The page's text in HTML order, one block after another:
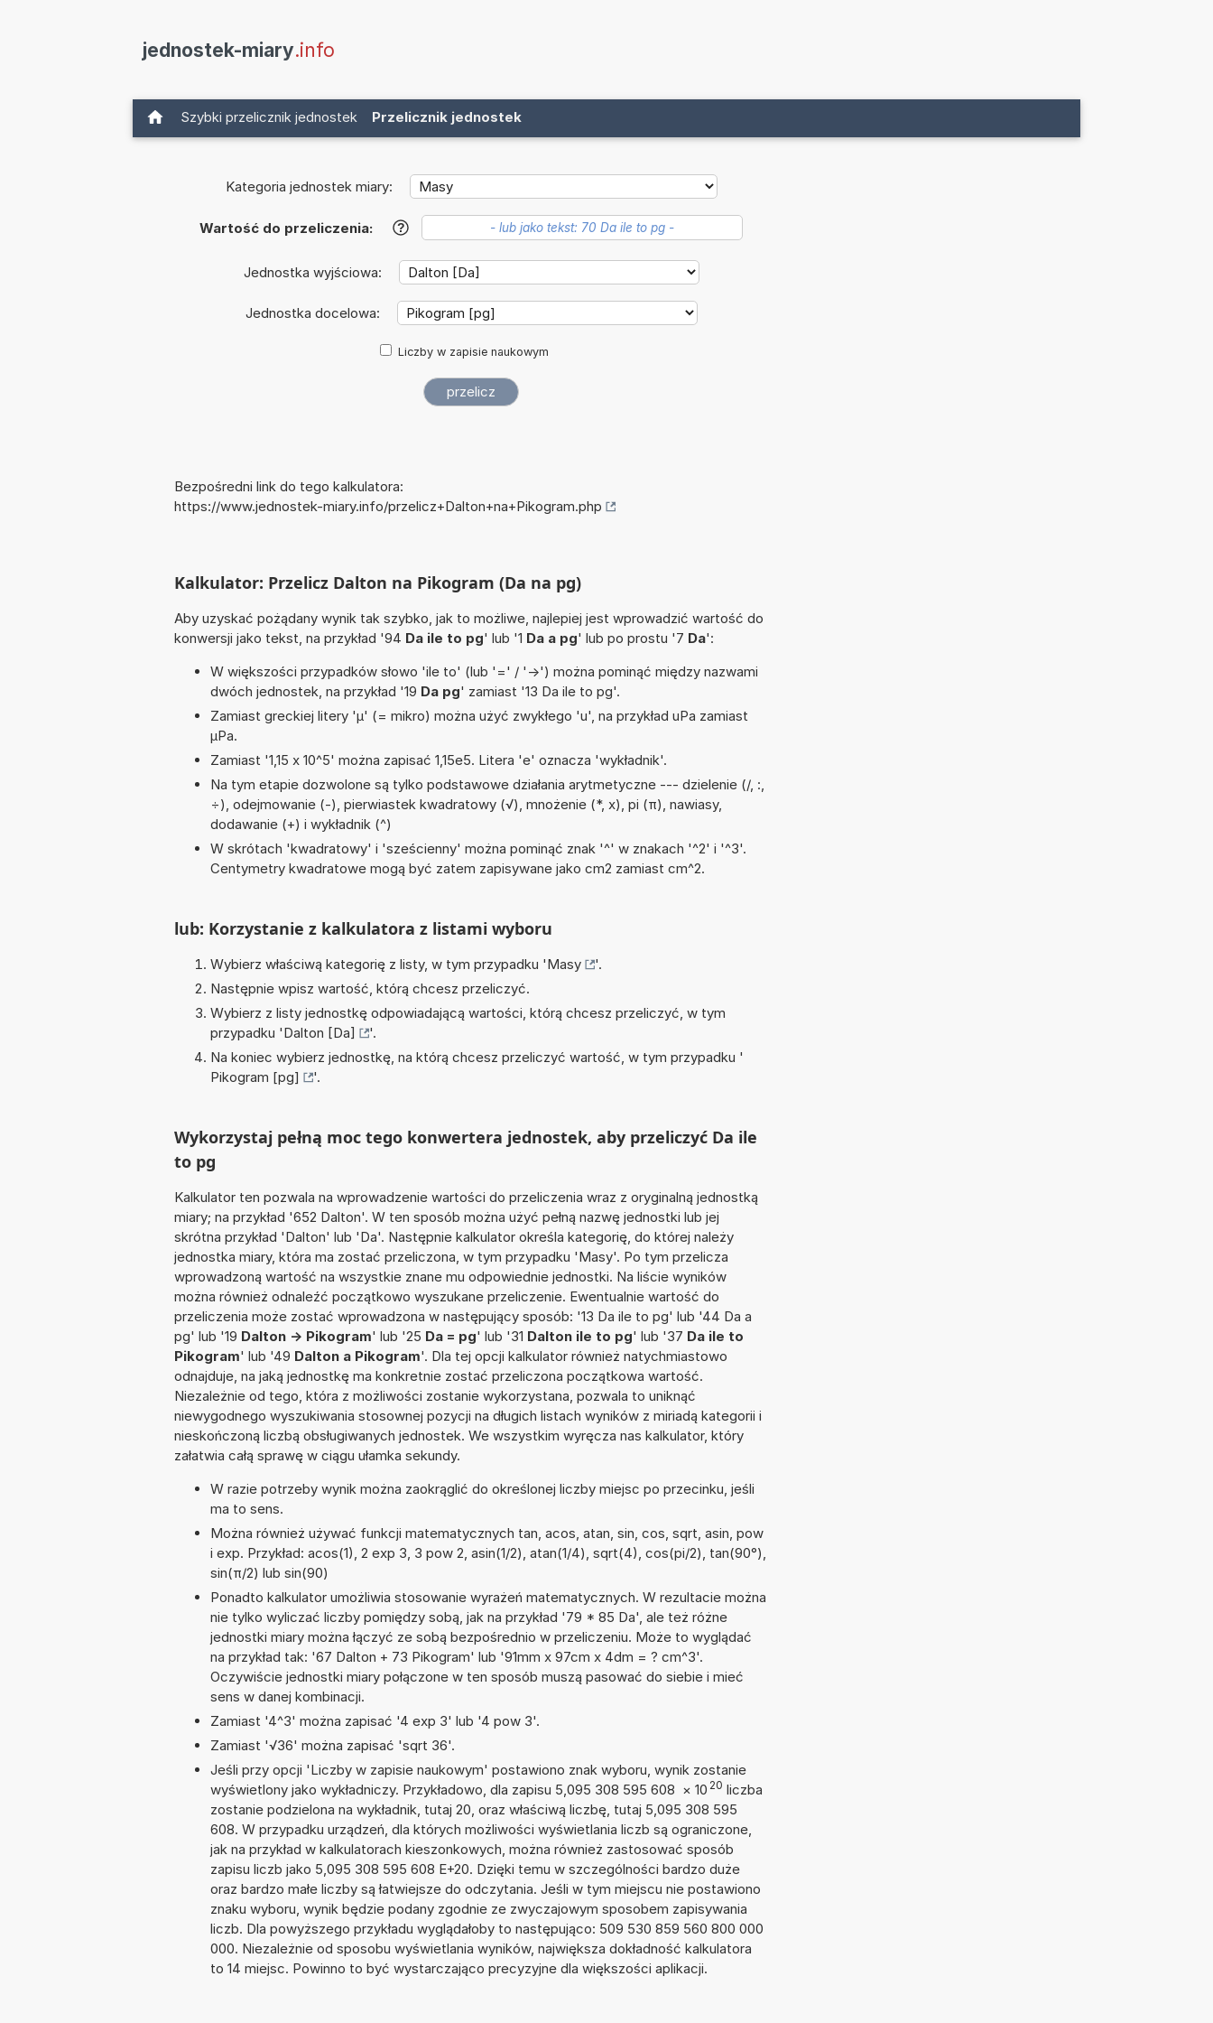
jednostek-miary.info
Szybki przelicznik jednostek Przelicznik jednostek
Kategoria jednostek miary:
Wartość do przeliczenia: ?
Jednostka wyjściowa:
Jednostka docelowa:
Liczby w zapisie naukowym
Bezpośredni link do tego kalkulatora:
https://www.jednostek-miary.info/przelicz+Dalton+na+Pikogram.php
Kalkulator: Przelicz Dalton na Pikogram (Da na pg)
Aby uzyskać pożądany wynik tak szybko, jak to możliwe, najlepiej jest wprowadzić wartość do
konwersji jako tekst, na przykład '94 Da ile to pg' lub '1 Da a pg' lub po prostu '7 Da':
W większości przypadków słowo 'ile to' (lub '=' / '->') można pominąć między nazwami
dwóch jednostek, na przykład '19 Da pg' zamiast '13 Da ile to pg'.
Zamiast greckiej litery 'µ' (= mikro) można użyć zwykłego 'u', na przykład uPa zamiast
µPa.
Zamiast '1,15 x 10^5' można zapisać 1,15e5. Litera 'e' oznacza 'wykładnik'.
Na tym etapie dozwolone są tylko podstawowe działania arytmetyczne --- dzielenie (/, :,
÷), odejmowanie (-), pierwiastek kwadratowy (√), mnożenie (*, x), pi (π), nawiasy,
dodawanie (+) i wykładnik (^)
W skrótach 'kwadratowy' i 'sześcienny' można pominąć znak '^' w znakach '^2' i '^3'.
Centymetry kwadratowe mogą być zatem zapisywane jako cm2 zamiast cm^2.
lub: Korzystanie z kalkulatora z listami wyboru
Wybierz właściwą kategorię z listy, w tym przypadku 'Masy
'.
Następnie wpisz wartość, którą chcesz przeliczyć.
Wybierz z listy jednostkę odpowiadającą wartości, którą chcesz przeliczyć, w tym
przypadku 'Dalton [Da]
'.
Na koniec wybierz jednostkę, na którą chcesz przeliczyć wartość, w tym przypadku '
Pikogram [pg]
'.
Wykorzystaj pełną moc tego konwertera jednostek, aby przeliczyć Da ile
to pg
Kalkulator ten pozwala na wprowadzenie wartości do przeliczenia wraz z oryginalną jednostką
miary; na przykład '652 Dalton'. W ten sposób można użyć pełną nazwę jednostki lub jej
skrótna przykład 'Dalton' lub 'Da'. Następnie kalkulator określa kategorię, do której należy
jednostka miary, która ma zostać przeliczona, w tym przypadku 'Masy'. Po tym przelicza
wprowadzoną wartość na wszystkie znane mu odpowiednie jednostki. Na liście wyników
można również odnaleźć początkowo wyszukane przeliczenie. Ewentualnie wartość do
przeliczenia może zostać wprowadzona w następujący sposób: '13 Da ile to pg' lub '44 Da a
pg' lub '19 Dalton -> Pikogram' lub '25 Da = pg' lub '31 Dalton ile to pg' lub '37 Da ile to
Pikogram' lub '49 Dalton a Pikogram'. Dla tej opcji kalkulator również natychmiastowo
odnajduje, na jaką jednostkę ma konkretnie zostać przeliczona początkowa wartość.
Niezależnie od tego, która z możliwości zostanie wykorzystana, pozwala to uniknąć
niewygodnego wyszukiwania stosownej pozycji na długich listach wyników z miriadą kategorii i
nieskończoną liczbą obsługiwanych jednostek. We wszystkim wyręcza nas kalkulator, który
załatwia całą sprawę w ciągu ułamka sekundy.
W razie potrzeby wynik można zaokrąglić do określonej liczby miejsc po przecinku, jeśli
ma to sens.
Można również używać funkcji matematycznych tan, acos, atan, sin, cos, sqrt, asin, pow
i exp. Przykład: acos(1), 2 exp 3, 3 pow 2, asin(1/2), atan(1/4), sqrt(4), cos(pi/2), tan(90°),
sin(π/2) lub sin(90)
Ponadto kalkulator umożliwia stosowanie wyrażeń matematycznych. W rezultacie można
nie tylko wyliczać liczby pomiędzy sobą, jak na przykład '79 * 85 Da', ale też różne
jednostki miary można łączyć ze sobą bezpośrednio w przeliczeniu. Może to wyglądać
na przykład tak: '67 Dalton + 73 Pikogram' lub '91mm x 97cm x 4dm = ? cm^3'.
Oczywiście jednostki miary połączone w ten sposób muszą pasować do siebie i mieć
sens w danej kombinacji.
Zamiast '4^3' można zapisać '4 exp 3' lub '4 pow 3'.
Zamiast '√36' można zapisać 'sqrt 36'.
Jeśli przy opcji 'Liczby w zapisie naukowym' postawiono znak wyboru, wynik zostanie
wyświetlony jako wykładniczy. Przykładowo, dla zapisu 5,095 308 595 608 × 10 20 liczba
zostanie podzielona na wykładnik, tutaj 20, oraz właściwą liczbę, tutaj 5,095 308 595
608. W przypadku urządzeń, dla których możliwości wyświetlania liczb są ograniczone,
jak na przykład w kalkulatorach kieszonkowych, można również zastosować sposób
zapisu liczb jako 5,095 308 595 608 E+20. Dzięki temu w szczególności bardzo duże
oraz bardzo małe liczby są łatwiejsze do odczytania. Jeśli w tym miejscu nie postawiono
znaku wyboru, wynik będzie podany zgodnie ze zwyczajowym sposobem zapisywania
liczb. Dla powyższego przykładu wyglądałoby to następująco: 509 530 859 560 800 000
000. Niezależnie od sposobu wyświetlania wyników, największa dokładność kalkulatora
to 14 miejsc. Powinno to być wystarczająco precyzyjne dla większości aplikacji.